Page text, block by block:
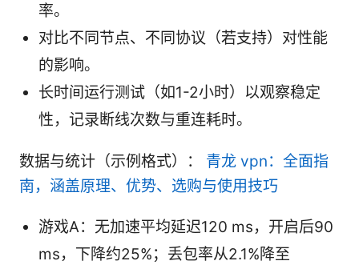
率。
对比不同节点、不同协议（若支持）对性能
的影响。
长时间运行测试（如1-2小时）以观察稳定
性，记录断线次数与重连耗时。
数据与统计（示例格式）： 青龙 vpn：全面指
南，涵盖原理、优势、选购与使用技巧
游戏A：无加速平均延迟120 ms，开启后90
ms，下降约25%；丢包率从2.1%降至